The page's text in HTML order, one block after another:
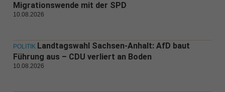
Migrationswende mit der SPD
10.08.2026
POLITIK Landtagswahl Sachsen-Anhalt: AfD baut
Führung aus – CDU verliert an Boden
10.08.2026